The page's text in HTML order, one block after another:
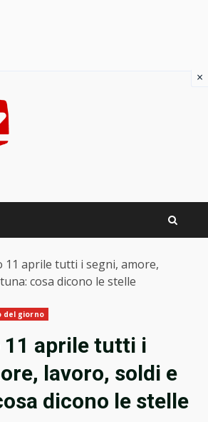
11 aprile tutti i segni, amore,
cosa dicono le stelle
del giorno
11 aprile tutti i
lavoro, soldi e
dicono le stelle
×